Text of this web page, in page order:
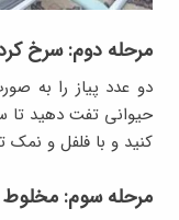
مرحله دوم: سرخ
دو عدد پیاز را به
حیوانی تفت دهید تا
کنید و با فلفل و
مرحله سوم: